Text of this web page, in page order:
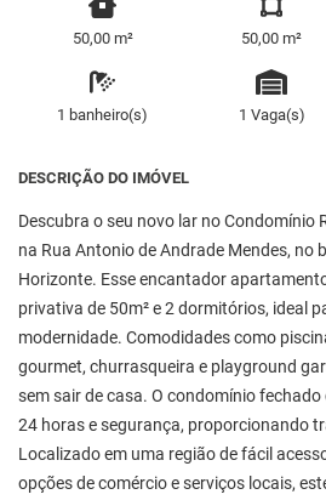
50,00 m² 50,00 m²
1 banheiro(s) 1 Vaga(s)
DESCRIÇÃO DO IMÓVEL
Descubra o seu novo lar no Condomínio
na Rua Antonio de Andrade Mendes, no
Horizonte. Esse encantador
privativa de 50m² e 2 dormitórios, ideal
modernidade. Comodidades como
gourmet, churrasqueira e playground
sem sair de casa. O condomínio
24 horas e segurança, proporcionando
Localizado em uma região de fácil
opções de comércio e serviços locais,